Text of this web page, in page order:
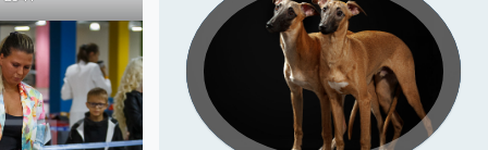
Подрощенные щенки
уиппета
съёмка в моей студии
Подрощенный щенок
таксы
Съёмка у меня (улица)